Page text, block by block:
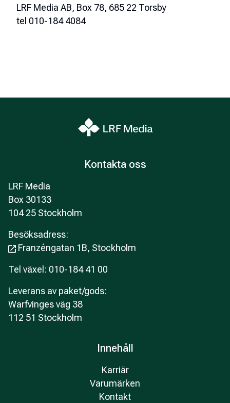
LRF Media AB, Box 78, 685 22 Torsby
tel 010-184 4084
Kontakta oss
LRF Media
Box 30133
104 25 Stockholm
Besöksadress:
Franzéngatan 1B, Stockholm
Tel växel: 010-184 41 00
Leverans av paket/gods:
Warfvinges väg 38
112 51 Stockholm
Innehåll
Karriär
Varumärken
Kontakt